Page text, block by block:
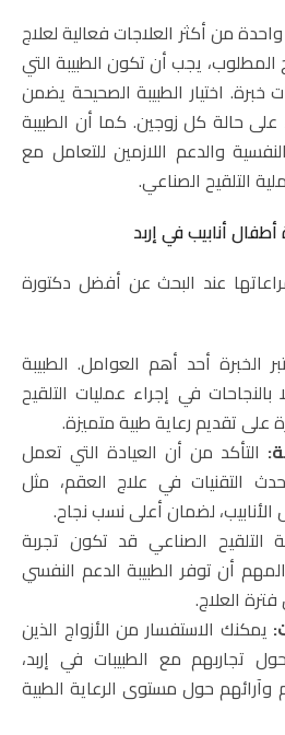
من أكثر العلاجات فعالية لعلاج
المطلوب، يجب أن تكون الطبيبة التي
اختيار الطبيبة الصحيحة يضمن
على حالة كل زوجين. كما أن الطبيبة
والدعم اللازمين للتعامل مع
التلقيح الصناعي.
أنابيب في إربد
عند البحث عن أفضل دكتورة
الخبرة أحد أهم العوامل. الطبيبة
في إجراء عمليات التلقيح
على تقديم رعاية طبية متميزة.
التأكد من أن العيادة التي تعمل
التقنيات في علاج العقم، مثل
الأنابيب، لضمان أعلى نسب نجاح.
التلقيح الصناعي قد تكون تجربة
أن توفر الطبيبة الدعم النفسي
العلاج.
يمكنك الاستفسار من الأزواج الذين
تجاربهم مع الطبيبات في إربد،
وآرائهم حول مستوى الرعاية الطبية